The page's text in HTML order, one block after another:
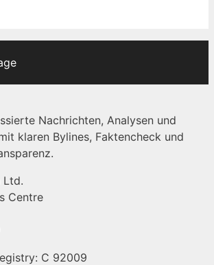
Nachrichten, Analysen und
klaren Bylines, Faktencheck und
Ltd.
Centre
C 92009